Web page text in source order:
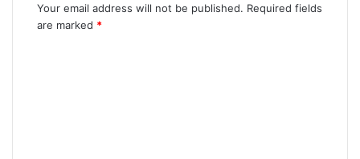
Your email address will not be published. Required fields
are marked *